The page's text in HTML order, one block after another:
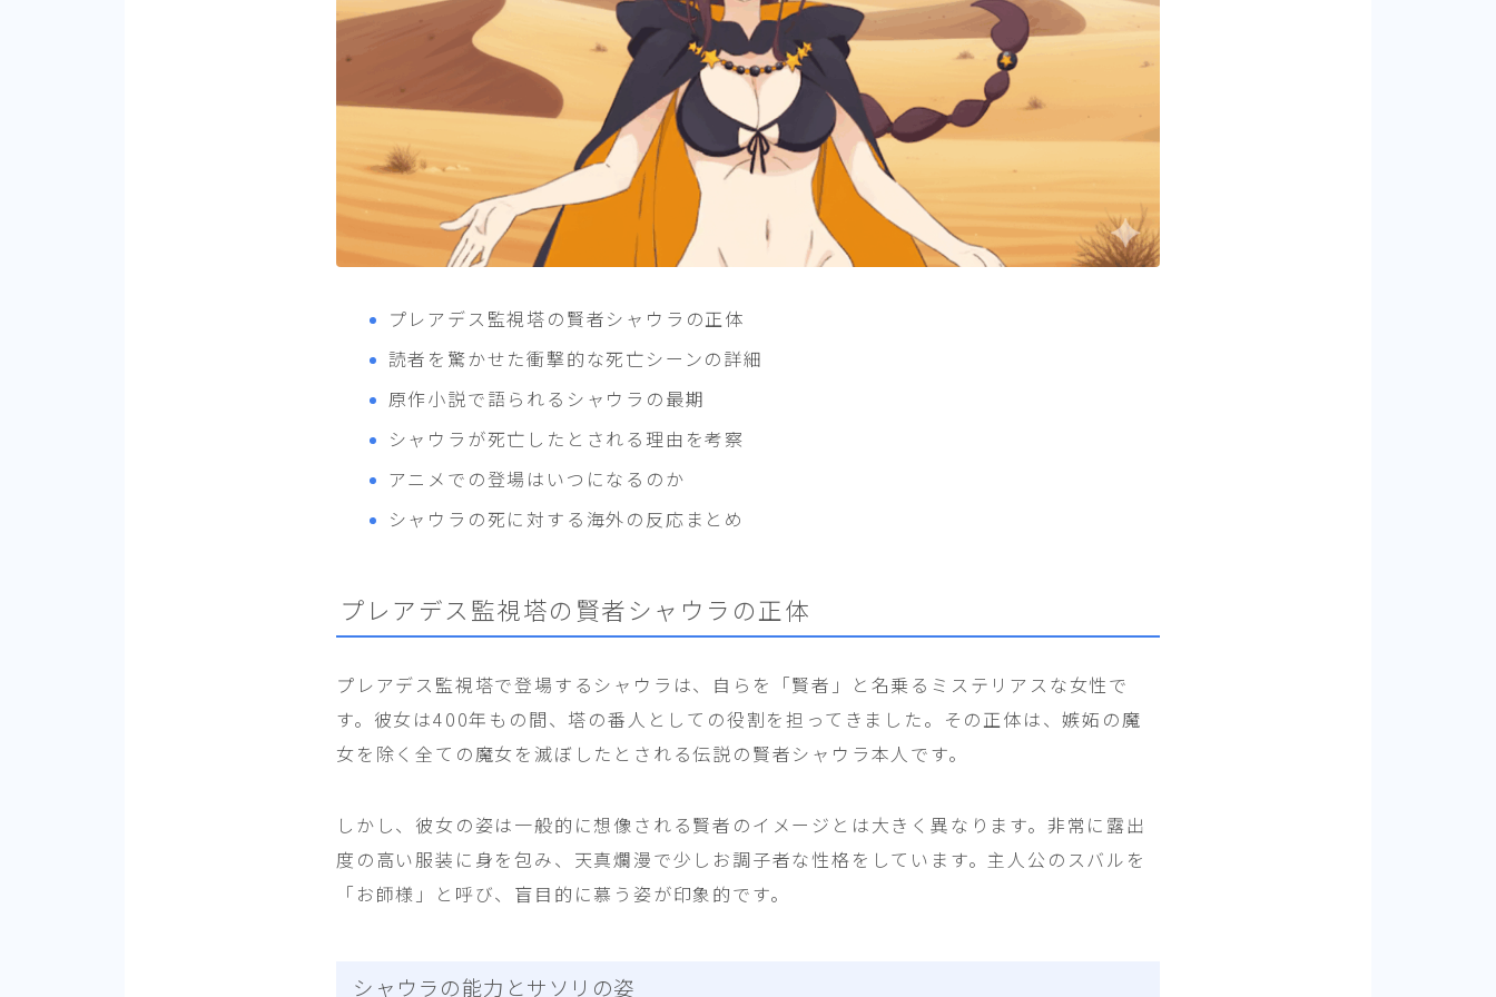
プレアデス監視塔の賢者シャウラの正体
読者を驚かせた衝撃的な死亡シーンの詳細
原作小説で語られるシャウラの最期
シャウラが死亡したとされる理由を考察
アニメでの登場はいつになるのか
シャウラの死に対する海外の反応まとめ
プレアデス監視塔の賢者シャウラの正体
プレアデス監視塔で登場するシャウラは、自らを「賢者」と名乗るミステリアスな女性で
す。彼女は400年もの間、塔の番人としての役割を担ってきました。その正体は、嫉妬の魔
女を除く全ての魔女を滅ぼしたとされる伝説の賢者シャウラ本人です。
しかし、彼女の姿は一般的に想像される賢者のイメージとは大きく異なります。非常に露出
度の高い服装に身を包み、天真爛漫で少しお調子者な性格をしています。主人公のスバルを
「お師様」と呼び、盲目的に慕う姿が印象的です。
シャウラの能力とサソリの姿